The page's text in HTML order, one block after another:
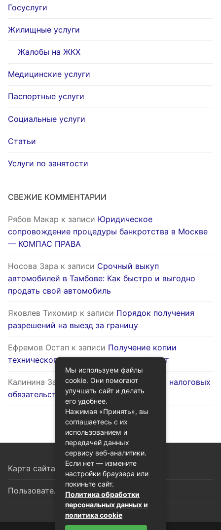
Госуслуги
Жилищные услуги
Жалобы на ЖКХ
Медицинские услуги
Паспортные услуги
Социальные услуги
Статьи
Услуги по занятости
СВЕЖИЕ КОММЕНТАРИИ
Рябов Макар к записи Юридическое
сопровождение процедуры банкротства в Москве
— КОМПАС ПРАВА
Носова Зара к записи Срочный выкуп
автомобилей в Тамбове: Как быстро и выгодно
продать свой автомобиль
Яковлев Тихомир к записи Порядок получения
разрешений на выезд за границу
Ефремов Остап к записи Получение копии
технического паспорта на жилой объект
Калинина Залинак записиОптимизация налоговых
обязательств через госуслуги
Карта сайта
Пользовательское соглашение
Мы используем файлы
cookie. Они помогают
улучшать сайт и делать
его удобнее.
Нажимая «Принять», вы
соглашаетесь с их
использованием и
передачей данных
сервису веб-аналитики.
Если нет — измените
настройки браузера или
покиньте сайт.
Политика обработки
персональных данных и
политика cookie